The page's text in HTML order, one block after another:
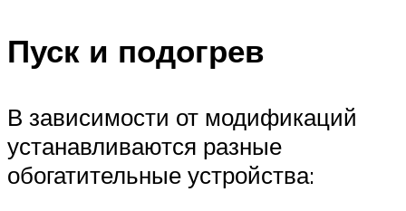
Пуск и подогрев
В зависимости от модификаций
устанавливаются разные
обогатительные устройства: